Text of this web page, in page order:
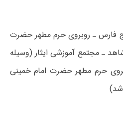
فارس ـ روبروی حرم مطهر حضرت
ـ مجتمع آموزشی ایثار (وسیله
حرم مطهر حضرت امام خمینی